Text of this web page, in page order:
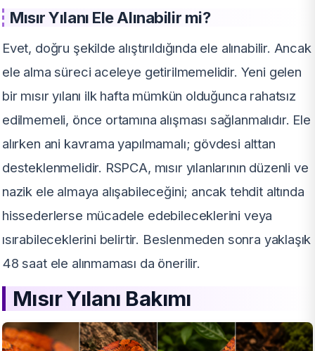
Mısır Yılanı Ele Alınabilir mi?
Evet, doğru şekilde alıştırıldığında ele alınabilir. Ancak
ele alma süreci aceleye getirilmemelidir. Yeni gelen
bir mısır yılanı ilk hafta mümkün olduğunca rahatsız
edilmemeli, önce ortamına alışması sağlanmalıdır. Ele
alırken ani kavrama yapılmamalı; gövdesi alttan
desteklenmelidir. RSPCA, mısır yılanlarının düzenli ve
nazik ele almaya alışabileceğini; ancak tehdit altında
hissederlerse mücadele edebileceklerini veya
ısırabileceklerini belirtir. Beslenmeden sonra yaklaşık
48 saat ele alınmaması da önerilir.
Mısır Yılanı Bakımı